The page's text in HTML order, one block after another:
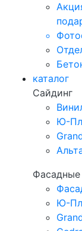
каталог
Сайдинг
Ю-
Фасадные
Ю-